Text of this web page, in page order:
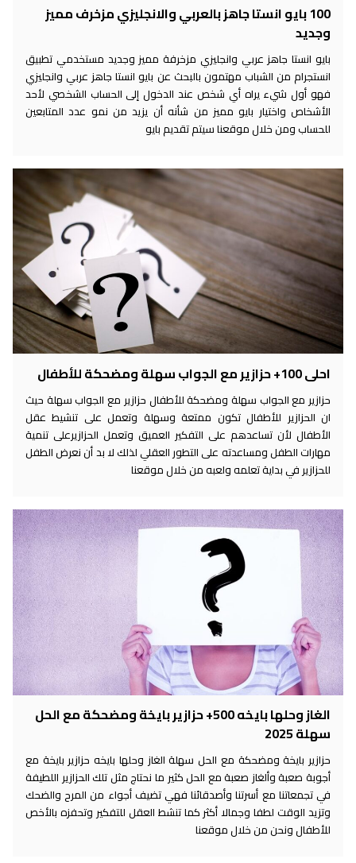
100 بايو انستا جاهز بالعربي والانجليزي مزخرف مميز
وجديد
بايو انستا جاهز عربي وانجليزي مزخرفة مميز وجديد مستخدمي تطبيق
انستجرام من الشباب مهتمون بالبحث عن بايو انستا جاهز عربي وانجليزي
فهو أول شيء يراه أي شخص عند الدخول إلى الحساب الشخصي لأحد
الأشخاص واختيار بايو مميز من شأنه أن يزيد من نمو عدد المتابعين
للحساب ومن خلال موقعنا سيتم تقديم بايو
احلى 100+ حزازير مع الجواب سهلة ومضحكة للأطفال
حزازير مع الجواب سهلة ومضحكة للأطفال حزازير مع الجواب سهلة حيث
ان الحزازير للأطفال تكون ممتعة وسهلة وتعمل على تنشيط عقل
الأطفال لأن تساعدهم على التفكير العميق وتعمل الحزازيرعلى تنمية
مهارات الطفل ومساعدته على التطور العقلي لذلك لا بد أن نعرض الطفل
للحزازير في بداية تعلمه ولعبه من خلال موقعنا
الغاز وحلها بايخه 500+ حزازير بايخة ومضحكة مع الحل
سهلة 2025
حزازير بايخة ومضحكة مع الحل سهلة الغاز وحلها بايخه حزازير بايخة مع
أجوبة صعبة وألغاز صعبة مع الحل كثير ما نحتاج مثل تلك الحزازير اللطيفة
في تجمعاتنا مع أسرتنا وأصدقائنا فهي تضيف أجواء من المرح والضحك
وتزيد الوقت لطفا وجمالا أكثر كما تنشط العقل للتفكير وتحفزه بالأخص
للأطفال ونحن من خلال موقعنا